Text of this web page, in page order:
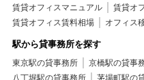
賃貸オフィスマニュアル
賃貸オ
賃貸オフィス賃料相場
オフィス
駅から貸事務所を探す
東京駅の貸事務所 京橋駅の貸事
八丁堀駅の貸事務所
茅場町駅の